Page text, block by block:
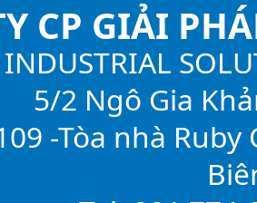
CP GIẢI
5/2 Ngô Gia
-Tòa nhà